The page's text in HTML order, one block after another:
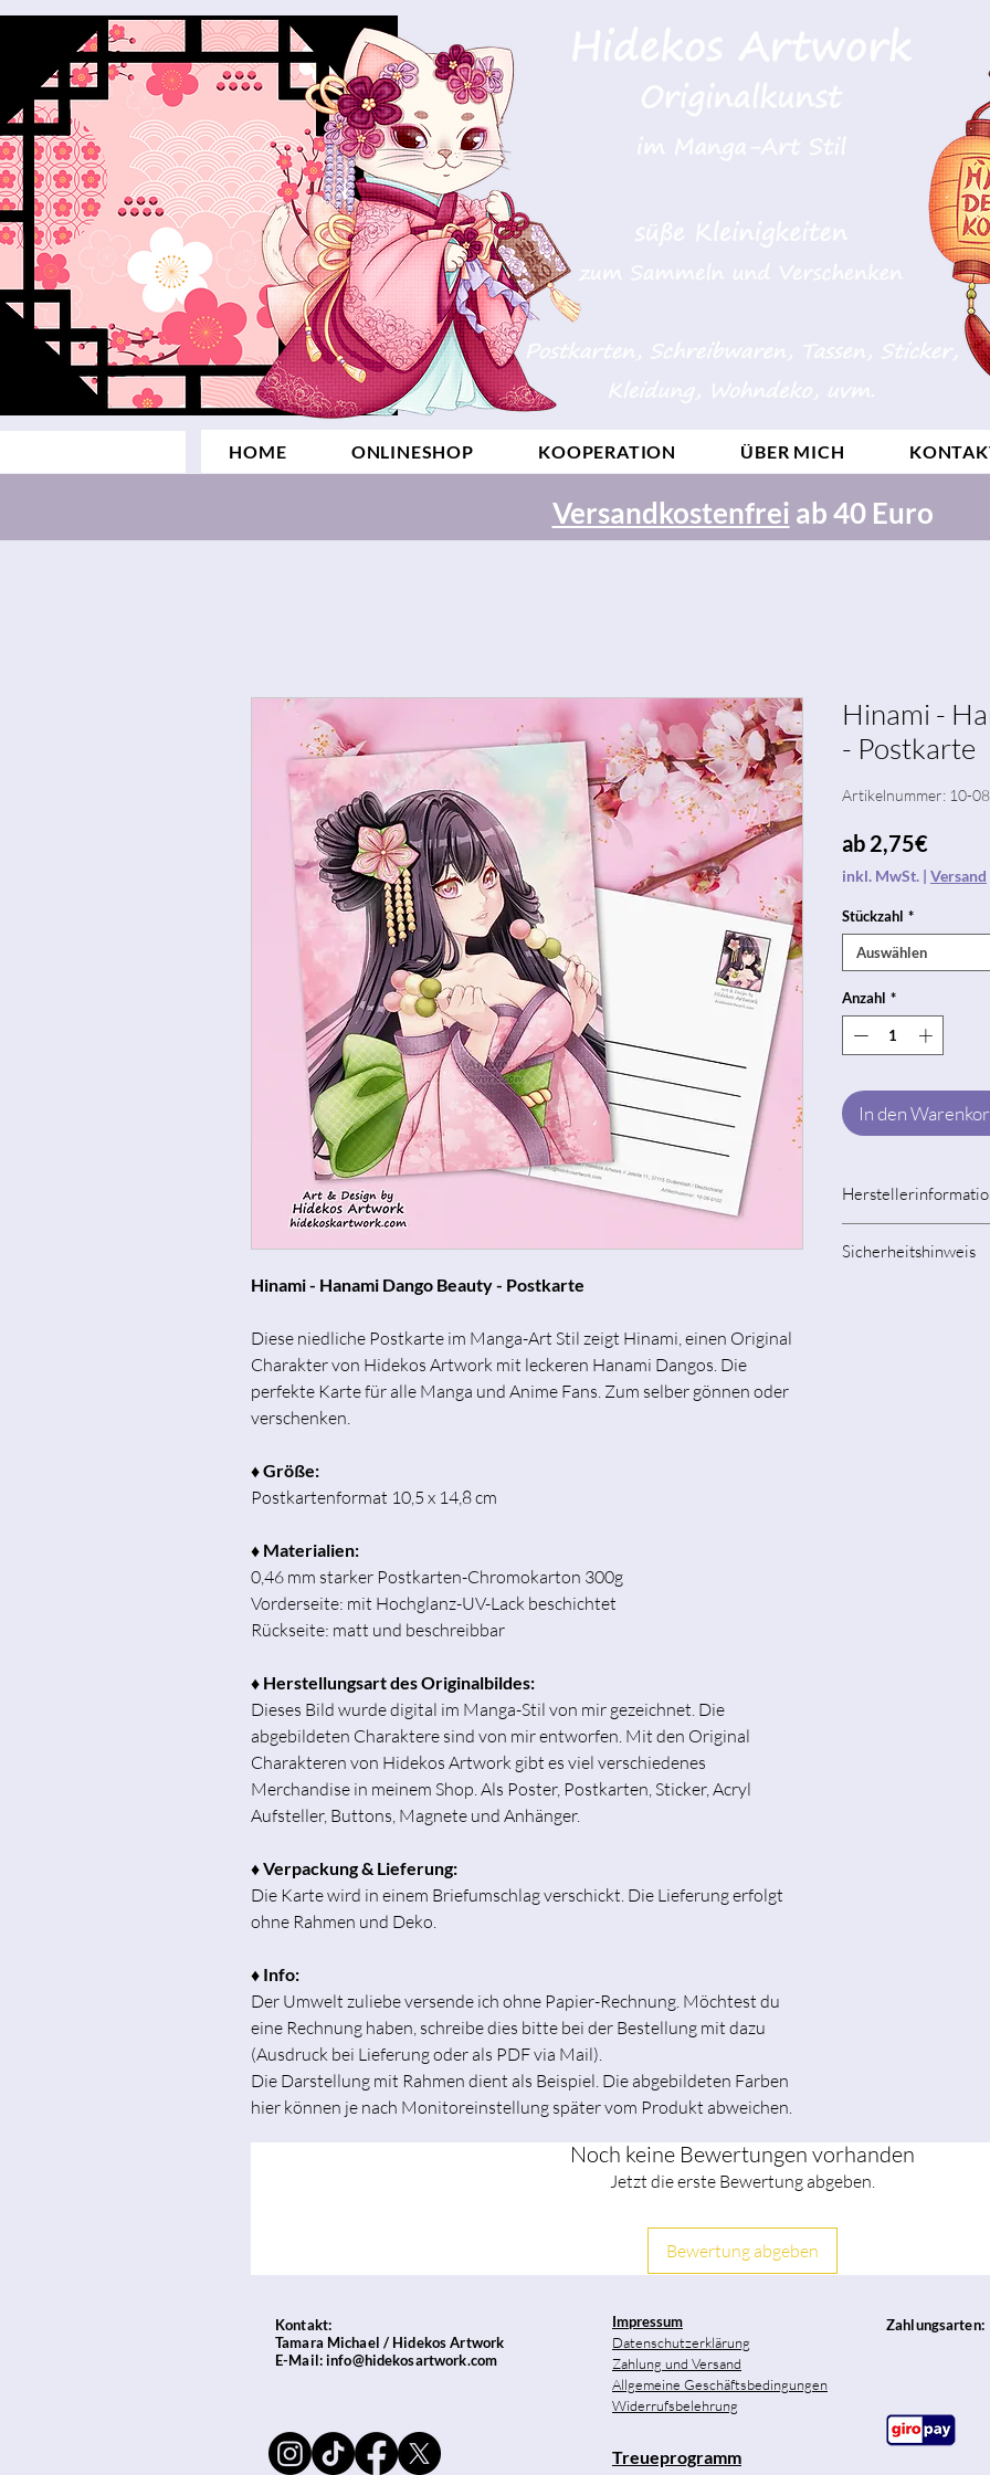
HOME ONLINESHOP KOOPERATION ÜBER MICH
Versandkostenfrei ab 40 Euro
Hinami - Hanami Dango Beauty - Postkarte
Diese niedliche Postkarte im Manga-Art Stil zeigt Hinami, einen Original
Charakter von Hidekos Artwork mit leckeren Hanami Dangos. Die
perfekte Karte für alle Manga und Anime Fans. Zum selber gönnen oder
verschenken.
♦ Größe:
Postkartenformat 10,5 x 14,8 cm
♦ Materialien:
0,46 mm starker Postkarten-Chromokarton 300g
Vorderseite: mit Hochglanz-UV-Lack beschichtet
Rückseite: matt und beschreibbar
♦ Herstellungsart des Originalbildes:
Dieses Bild wurde digital im Manga-Stil von mir gezeichnet. Die
abgebildeten Charaktere sind von mir entworfen. Mit den Original
Charakteren von Hidekos Artwork gibt es viel verschiedenes
Merchandise in meinem Shop. Als Poster, Postkarten, Sticker, Acryl
Aufsteller, Buttons, Magnete und Anhänger.
♦ Verpackung & Lieferung:
Die Karte wird in einem Briefumschlag verschickt. Die Lieferung erfolgt
ohne Rahmen und Deko.
♦ Info:
Der Umwelt zuliebe versende ich ohne Papier-Rechnung. Möchtest du
eine Rechnung haben, schreibe dies bitte bei der Bestellung mit dazu
(Ausdruck bei Lieferung oder als PDF via Mail).
Die Darstellung mit Rahmen dient als Beispiel. Die abgebildeten Farben
hier können je nach Monitoreinstellung später vom Produkt abweichen.
Hinami -
- Postkarte
Artikelnummer: 10-
ab 2,75€Sale-
Preis
inkl. MwSt. | Versand
Stückzahl *
Auswählen
Anzahl *
In den
Jetelle 11, 37115
Sicherheitshinweis
Noch keine Bewertungen vorhanden
Jetzt die erste Bewertung abgeben.
Bewertung abgeben
Kontakt:
Tamara Michael / Hidekos Artwork
E-Mail:info@hidekosartwork.com
Impressum
Datenschutzerklärung
Zahlung und Versand
Allgemeine Geschäftsbedingungen
Widerrufsbelehrung
Treueprogramm
Zahlungsarten: